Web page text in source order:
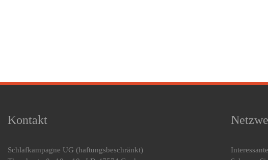
Kontakt
Schlafkampagne UG (haftungsbeschränkt)